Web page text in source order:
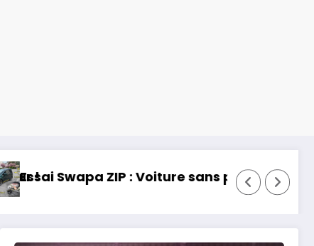
mais fun !Essai Toyota RAV 4 2026 : 32